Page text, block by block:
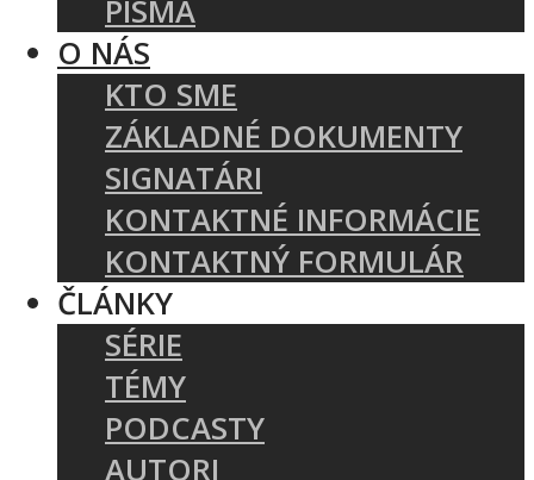
PÍSMA
O NÁS
KTO SME
ZÁKLADNÉ DOKUMENTY
SIGNATÁRI
KONTAKTNÉ INFORMÁCIE
KONTAKTNÝ FORMULÁR
ČLÁNKY
SÉRIE
TÉMY
PODCASTY
AUTORI